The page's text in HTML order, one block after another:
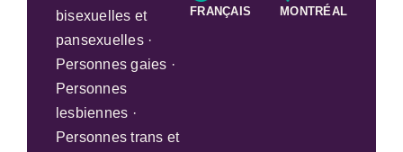
bisexuelles et
pansexuelles ·
Personnes gaies ·
Personnes
lesbiennes ·
Personnes trans et
FRANÇAIS MONTRÉAL